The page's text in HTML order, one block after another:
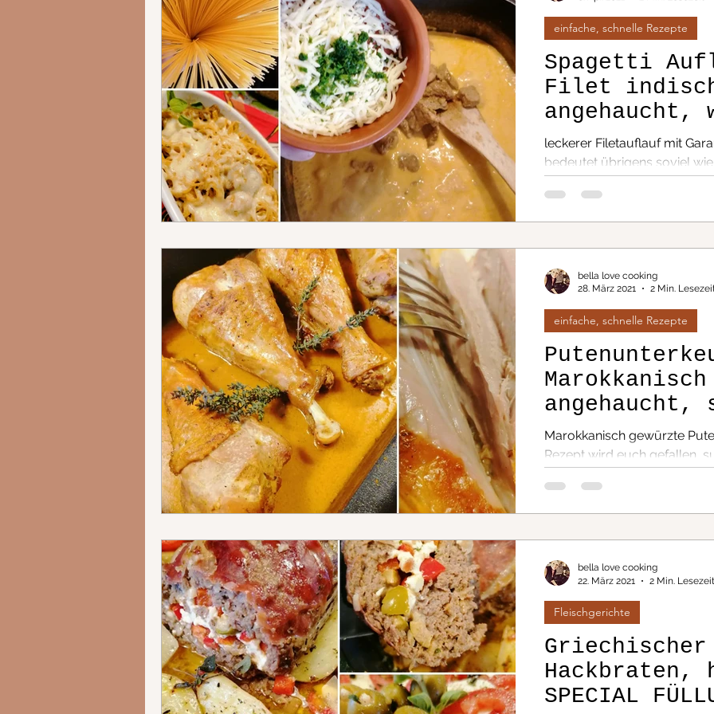
5-15 min Rezepte / herzhaft Krimi Dinner
5-15 Min. Rezepte/ süß
Spagetti
Filet
angehaucht,
guten
die Ecke....
leckerer Filetauflauf mit
bedeutet übrigens soviel wie
feuriges, wärmendes
einfache, schnelle Rezepte
Marokkanisch
angehaucht,
lecker und
Arbeit...
Marokkanisch gewürzte
Rezept wird euch gefallen,
einfache, schnelle Rezepte
bella love cooking
28. März 2021
2 Min.
Griechischer
Hackbraten,
SPECIAL
Fleischgerichte
bella love cooking
22. März 2021
2 Min. Lesezeit